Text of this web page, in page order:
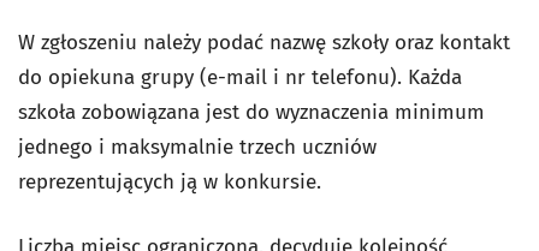
W zgłoszeniu należy podać nazwę szkoły oraz kontakt
do opiekuna grupy (e-mail i nr telefonu). Każda
szkoła zobowiązana jest do wyznaczenia minimum
jednego i maksymalnie trzech uczniów
reprezentujących ją w konkursie.